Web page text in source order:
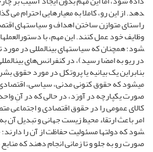
دهد. از این رو، کاملا به معیارهایی احترام می
راستای متوازن ساختن اهداف و سیاست­های
در ریو به امضا رسید)، در کنفرانس‌های
بنابراین یک بیانیه یا پروتکل در مورد حقوق
می­شود که حقوق کنونی مدنی، ‌سیاسی، ‌اقتصادی
صورت یکپارچه در آورَد، در حالی که در آنِ
کالای عمومی را در حقوق اقتصادی و اجتماعی
شود که دولت­ها مسئولیت حفاظت از آن را
صورت رو به جلو و تا زمانی انجام دهند که